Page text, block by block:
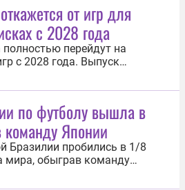
японской прессе о
новых...
от игр для
с 2028 года
перейдут на
с 2028 года. Выпуск
прекратится, объявила 1
Sony Group. «С января
всеми новыми играми,
PlayStation», —...
по футболу вышла в
Японии
Бразилии пробились в 1/8
мира, обыграв команду
Встреча состоялась 29
городе Хьюстоне. На 29-й